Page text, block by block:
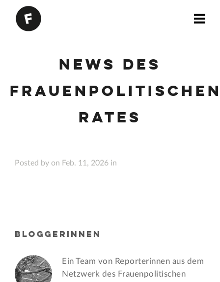
News des
Rates
Posted by on Feb. 11, 2026 in
BLOGGERINNEN
Ein Team von Reporterinnen aus dem
Netzwerk des Frauen­politischen